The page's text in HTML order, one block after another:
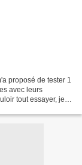
proposé de tester 1
avec leurs
tout essayer, je